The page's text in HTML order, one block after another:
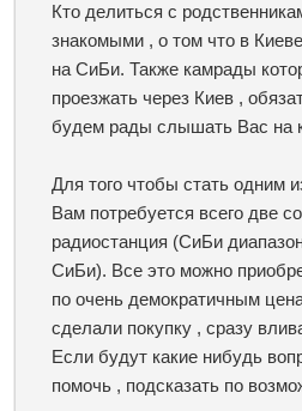
Кто делиться с
знакомыми , о том что в
на СиБи. Также камрады
проезжать через Киев ,
будем рады слышать Вас на
Для того чтобы стать одним
Вам потребуется всего две
радиостанция (СиБи
СиБи). Все это можно
по очень демократичным
сделали покупку , сразу
Если будут какие нибудь
помочь , подсказать по